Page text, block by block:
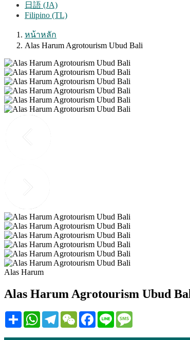
日語 (JA)
Filipino (TL)
หน้าหลัก
Alas Harum Agrotourism Ubud Bali
Alas Harum
Alas Harum Agrotourism Ubud
Share WhatsAppTelegramWeChatFacebook
Line